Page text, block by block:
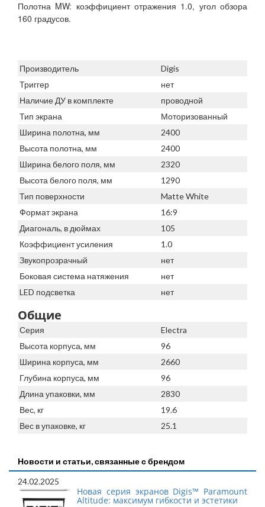
Полотна MW: коэффициент отражения 1.0, угол обзора
160 градусов.
Производитель
Digis
Триггер
нет
Наличие ДУ в комплекте
проводной
Тип экрана
Моторизованный
Ширина полотна, мм
2400
Высота полотна, мм
2400
Ширина белого поля, мм
2320
Высота белого поля, мм
1290
Тип поверхности
Matte White
Формат экрана
16:9
Диагональ, в дюймах
105
Коэффициент усиления
1.0
Звукопрозрачный
нет
Боковая система натяжения
нет
LED подсветка
нет
Общие
Серия
Electra
Высота корпуса, мм
96
Ширина корпуса, мм
2660
Глубина корпуса, мм
96
Длина упаковки, мм
2830
Вес, кг
19.6
Вес в упаковке, кг
25.1
Новости и статьи, связанные с брендом
24.02.2025
Новая серия экранов Digis™ Paramount
Altitude: максимум гибкости и эстетики